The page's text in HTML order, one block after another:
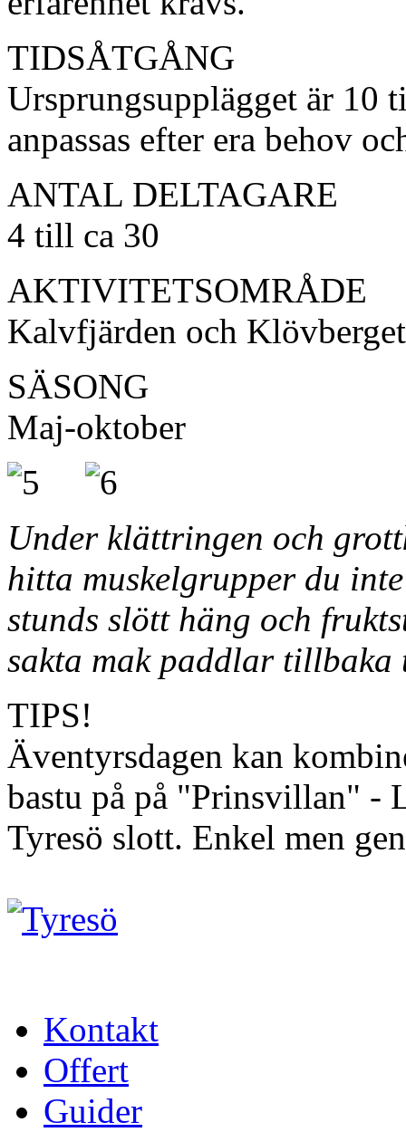
TIDSÅTGÅNG
Ursprungsupplägget är 10
anpassas efter era behov
ANTAL DELTAGARE
4 till ca 30
AKTIVITETSOMRÅDE
Kalvfjärden och
SÄSONG
Maj-oktober
Under klättringen och
hitta muskelgrupper du
stunds slött häng och
sakta mak paddlar
TIPS!
Äventyrsdagen kan
bastu på på "Prinsvillan" -
Tyresö slott. Enkel men
Kontakt
Offert
Guider